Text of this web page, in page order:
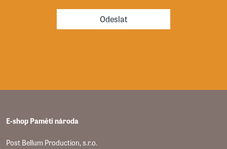
Odeslat
E-shop Paměti národa
Post Bellum Production, s.r.o.